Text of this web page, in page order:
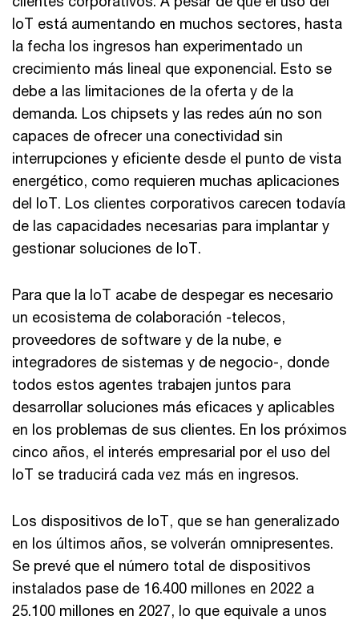
IoT está aumentando en muchos sectores, hasta
la fecha los ingresos han experimentado un
crecimiento más lineal que exponencial. Esto se
debe a las limitaciones de la oferta y de la
demanda. Los chipsets y las redes aún no son
capaces de ofrecer una conectividad sin
interrupciones y eficiente desde el punto de vista
energético, como requieren muchas aplicaciones
del IoT. Los clientes corporativos carecen todavía
de las capacidades necesarias para implantar y
gestionar soluciones de IoT.
Para que la IoT acabe de despegar es necesario
un ecosistema de colaboración -telecos,
proveedores de software y de la nube, e
integradores de sistemas y de negocio-, donde
todos estos agentes trabajen juntos para
desarrollar soluciones más eficaces y aplicables
en los problemas de sus clientes. En los próximos
cinco años, el interés empresarial por el uso del
IoT se traducirá cada vez más en ingresos.
Los dispositivos de IoT, que se han generalizado
en los últimos años, se volverán omnipresentes.
Se prevé que el número total de dispositivos
instalados pase de 16.400 millones en 2022 a
25.100 millones en 2027, lo que equivale a unos